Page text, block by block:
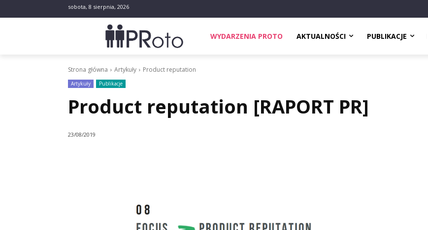
sobota, 8 sierpnia, 2026
WYDARZENIA PROTO AKTUALNOŚCI PUBLIKACJE
Strona główna Artykuły Product reputation
Artykuły Publikacje
Product reputation [RAPORT PR]
23/08/2019